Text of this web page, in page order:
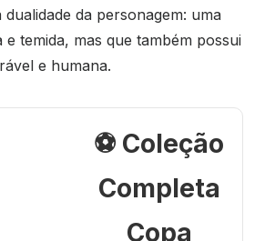
da personagem: uma
temida, mas que também possui
e humana.
⚽ Coleção
Completa
Copa